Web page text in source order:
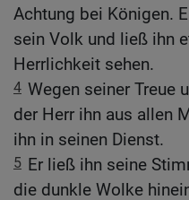
Achtung bei Königen.
sein Volk und ließ ihn
Herrlichkeit sehen.
4 Wegen seiner Treue
der Herr ihn aus allen
ihn in seinen Dienst.
5 Er ließ ihn seine
die dunkle Wolke